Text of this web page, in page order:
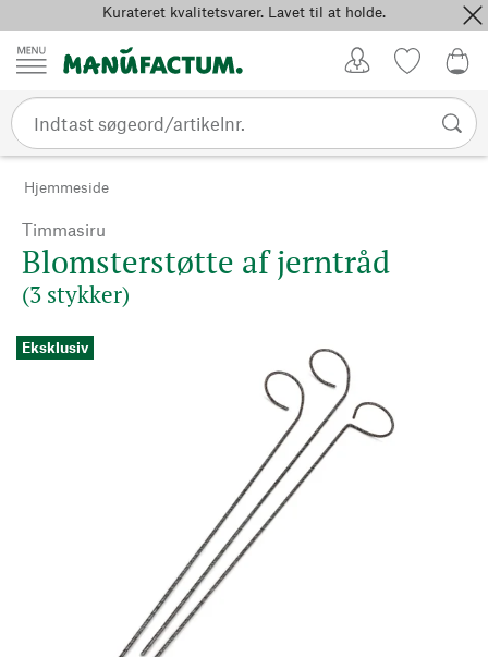
Spring til indholdKurateret kvalitetsvarer. Lavet til at holde.
Hjemmeside
Timmasiru
Blomsterstøtte af jerntråd
(3 stykker)
Eksklusiv